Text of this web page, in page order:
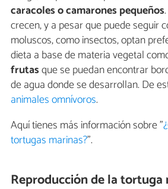
caracoles o camarones pequeños
crecen, y a pesar que puede seguir
moluscos, como insectos, optan
dieta a base de materia vegetal
frutasque se puedan encontrar
de agua donde se desarrollan. De
animales omnívoros.
Aquí tienes más información sobre "
tortugas marinas?".
Reproducción de la tortuga